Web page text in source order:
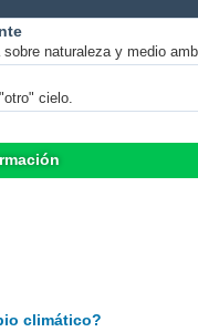
naturaleza y medio
cielo.
climático?